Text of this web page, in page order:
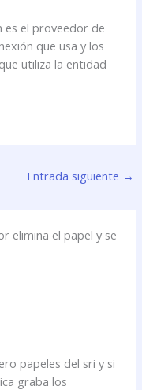
es el proveedor de
que usa y los
utiliza la entidad
Entrada siguiente →
elimina el papel y se
papeles del sri y si
graba los